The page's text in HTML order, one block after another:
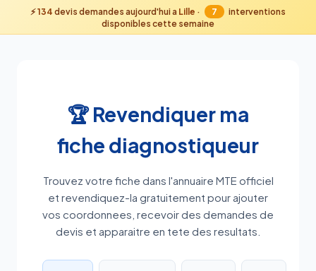
⚡134 devis demandes aujourd'hui a Lille · 7
interventions
disponibles cette semaine
🏆 Revendiquer ma
fiche diagnostiqueur
Trouvez votre fiche dans l'annuaire MTE officiel
et revendiquez-la gratuitement pour ajouter
vos coordonnees, recevoir des demandes de
devis et apparaitre en tete des resultats.